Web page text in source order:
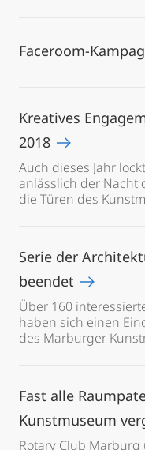
Faceroom-
Kreatives
2018
Auch dieses Jahr
anlässlich der Nacht
die Türen des
Serie der
beendet
Über 160
haben sich einen
des Marburger
Fast alle
Kunstmuseum
Rotary Club